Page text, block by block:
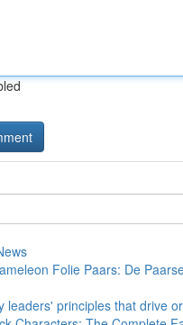
Folie Paars: De
leaders' principles that drive